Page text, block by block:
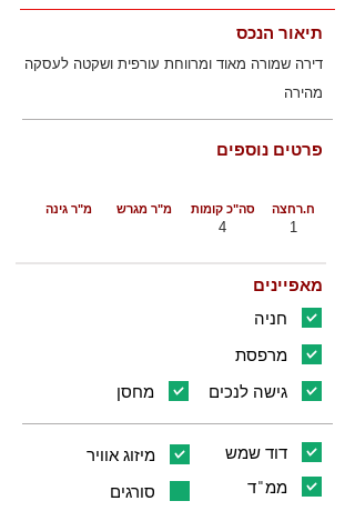
תיאור הנכס
דירה שמורה מאוד ומרווחת עורפית ושקטה לעסקה
מהירה
פרטים נוספים
סה"כ קומות מ"ר גינה מ"ר מגרש ח.רחצה
4 1
מאפיינים
חניה
מרפסת
מחסן
גישה לנכים
מיזוג אוויר
דוד שמש
סורגים
ממ"ד